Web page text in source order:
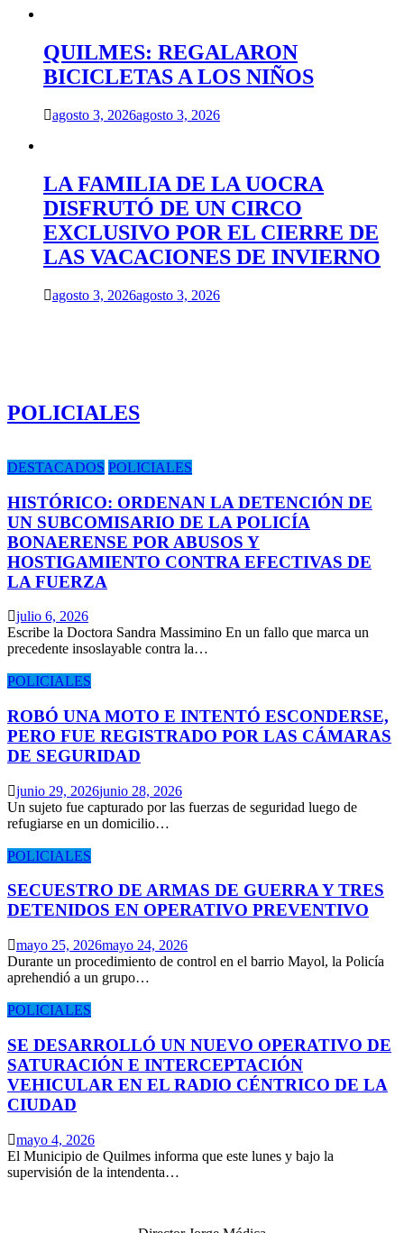
QUILMES: REGALARON
BICICLETAS A LOS NIÑOS
agosto 3, 2026agosto 3, 2026
LA FAMILIA DE LA UOCRA
DISFRUTÓ DE UN CIRCO
EXCLUSIVO POR EL CIERRE DE
LAS VACACIONES DE INVIERNO
agosto 3, 2026agosto 3, 2026
POLICIALES
DESTACADOS POLICIALES
HISTÓRICO: ORDENAN LA DETENCIÓN DE
UN SUBCOMISARIO DE LA POLICÍA
BONAERENSE POR ABUSOS Y
HOSTIGAMIENTO CONTRA EFECTIVAS DE
LA FUERZA
julio 6, 2026
Escribe la Doctora Sandra Massimino En un fallo que marca un
precedente insoslayable contra la…
POLICIALES
ROBÓ UNA MOTO E INTENTÓ ESCONDERSE,
PERO FUE REGISTRADO POR LAS CÁMARAS
DE SEGURIDAD
junio 29, 2026junio 28, 2026
Un sujeto fue capturado por las fuerzas de seguridad luego de
refugiarse en un domicilio…
POLICIALES
SECUESTRO DE ARMAS DE GUERRA Y TRES
DETENIDOS EN OPERATIVO PREVENTIVO
mayo 25, 2026mayo 24, 2026
Durante un procedimiento de control en el barrio Mayol, la Policía
aprehendió a un grupo…
POLICIALES
SE DESARROLLÓ UN NUEVO OPERATIVO DE
SATURACIÓN E INTERCEPTACIÓN
VEHICULAR EN EL RADIO CÉNTRICO DE LA
CIUDAD
mayo 4, 2026
El Municipio de Quilmes informa que este lunes y bajo la
supervisión de la intendenta…